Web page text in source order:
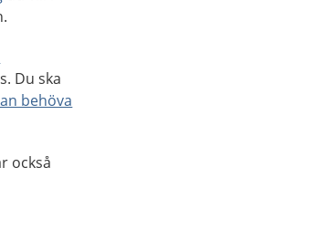
Du ska
behöva
också